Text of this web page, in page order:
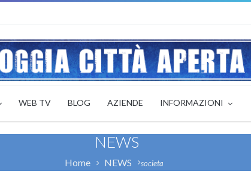
WEB TV BLOG AZIENDE INFORMAZIONI
NEWS
Home NEWS societa